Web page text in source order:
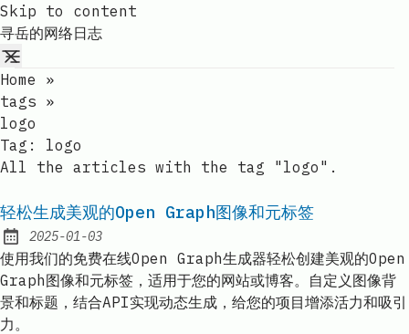
Skip to content
寻岳的网络日志
Home
»
tags »
logo
Tag: logo
All the articles with the tag "logo".
轻松生成美观的Open Graph图像和元标签
Published:
2025-01-03
使用我们的免费在线Open Graph生成器轻松创建美观的Open
Graph图像和元标签，适用于您的网站或博客。自定义图像背
景和标题，结合API实现动态生成，给您的项目增添活力和吸引
力。